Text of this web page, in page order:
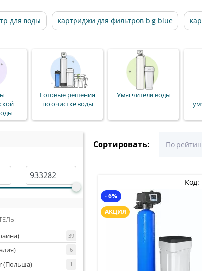
для воды картриджи для фильтров big blue
Готовые решения
по очистке воды
Умягчители воды
Сортировать: По
Код:
- 6%
АКЦИЯ
39
6
(Польша) 1